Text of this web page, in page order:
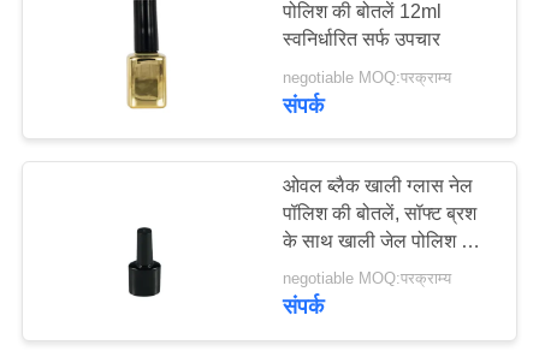
उद्धरण खाली स्किनकेयर बोतलें
पोलिश की बोतलें 12ml
स्वनिर्धारित सर्फ उपचार
negotiable MOQ:परक्राम्य
संपर्क
ओवल ब्लैक खाली ग्लास नेल
पॉलिश की बोतलें, सॉफ्ट ब्रश
के साथ खाली जेल पोलिश की
बोतलें
negotiable MOQ:परक्राम्य
संपर्क